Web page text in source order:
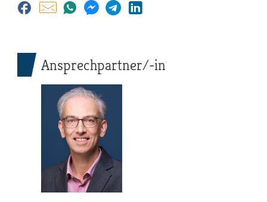
Ansprechpartner/-in